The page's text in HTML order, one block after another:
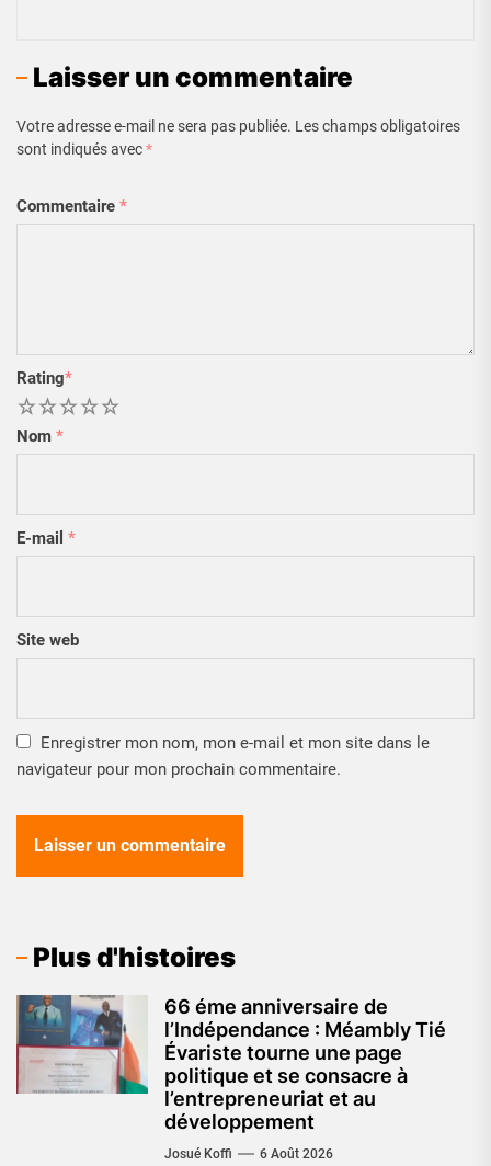
Laisser un commentaire
Votre adresse e-mail ne sera pas publiée. Les champs obligatoires
sont indiqués avec*
Commentaire *
Rating*
5
4
3
2
Nom *
E-mail *
Site web
Enregistrer mon nom, mon e-mail et mon site dans le
navigateur pour mon prochain commentaire.
Plus d'histoires
66 éme anniversaire de
l’Indépendance : Méambly Tié
Évariste tourne une page
politique et se consacre à
l’entrepreneuriat et au
développement
Josué Koffi 6 Août 2026